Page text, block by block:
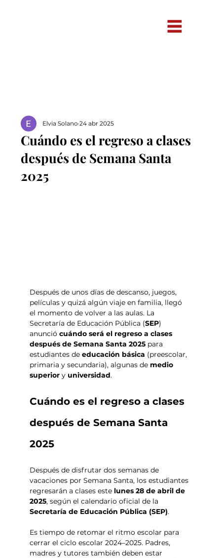
Cuándo es el regreso a clases
después de Semana Santa
2025
Elvia Solano 24 abr 2025
Después de unos días de descanso, juegos,
películas y quizá algún viaje en familia, llegó
el momento de volver a las aulas. La
Secretaría de Educación Pública (SEP)
anunció cuándo será el regreso a clases
después de Semana Santa 2025 para
estudiantes de educación básica (preescolar,
primaria y secundaria), algunas de medio
superior y universidad.
Cuándo es el regreso a clases
después de Semana Santa
2025
Después de disfrutar dos semanas de
vacaciones por Semana Santa, los estudiantes
regresarán a clases este lunes 28 de abril de
2025, según el calendario oficial de la
Secretaría de Educación Pública (SEP).
Es tiempo de retomar el ritmo escolar para
cerrar el ciclo escolar 2024–2025. Padres,
madres y tutores también deben estar